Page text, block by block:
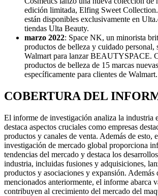
edición limitada, Elfing Sweet
están disponibles exclusivamente en
tiendas Ulta Beauty.
marzo 2022: Space NK, un minorista
productos de belleza y cuidado personal,
Walmart para lanzar BEAUTYSPACE.
productos de belleza de 15 marcas
específicamente para clientes de Walmart.
COBERTURA DEL
El informe de investigación analiza la industria
destaca aspectos cruciales como empresas
productos y canales de venta. Además de esto,
investigación de mercado global proporciona
tendencias del mercado y destaca los
industria, incluidas fusiones y adquisiciones,
productos y asociaciones y expansión. Además
mencionados anteriormente, el informe abarca
contribuyen al crecimiento del mercado del